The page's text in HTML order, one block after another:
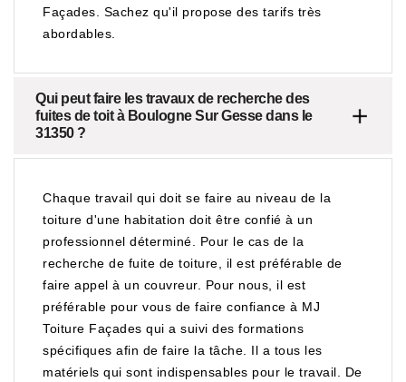
Façades. Sachez qu'il propose des tarifs très
abordables.
Qui peut faire les travaux de recherche des
fuites de toit à Boulogne Sur Gesse dans le
31350 ?
Chaque travail qui doit se faire au niveau de la
toiture d'une habitation doit être confié à un
professionnel déterminé. Pour le cas de la
recherche de fuite de toiture, il est préférable de
faire appel à un couvreur. Pour nous, il est
préférable pour vous de faire confiance à MJ
Toiture Façades qui a suivi des formations
spécifiques afin de faire la tâche. Il a tous les
matériels qui sont indispensables pour le travail. De